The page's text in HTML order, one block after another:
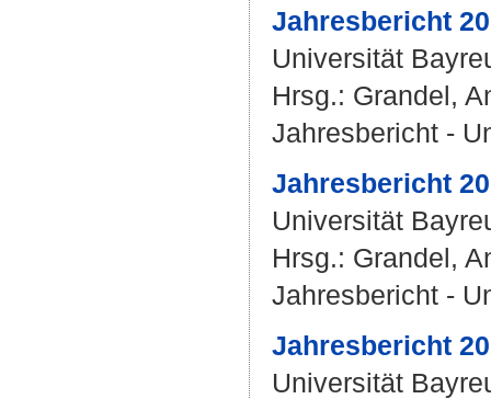
Jahresbericht
Universität
Hrsg.: Grandel,
Jahresbericht -
Jahresbericht
Universität
Hrsg.: Grandel,
Jahresbericht -
Jahresbericht
Universität